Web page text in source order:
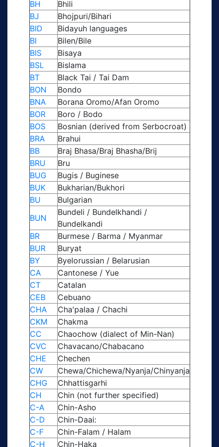
BH
Bhili
BJ
Bhojpuri/Bihari
BID
Bidayuh languages
BI
Bilen/Bile
BIS
Bisaya
BSL
Bislama
BT
Black Tai / Tai Dam
BON
Bondo
BNA
Borana Oromo/Afan Oromo
BOR
Boro / Bodo
BOS
Bosnian (derived from Serbocroat)
BRA
Brahui
BB
Braj Bhasa/Braj Bhasha/Brij
BRU
Bru
BUG
Bugis / Buginese
BUK
Bukharian/Bukhori
BU
Bulgarian
BUN
Bundeli / Bundelkhandi /
Bundelkandi
BR
Burmese / Barma / Myanmar
BUR
Buryat
BY
Byelorussian / Belarusian
CA
Cantonese / Yue
CT
Catalan
CEB
Cebuano
CHA
Cha'palaa / Chachi
CKM
Chakma
CC
Chaochow (dialect of Min-Nan)
CVC
Chavacano/Chabacano
CHE
Chechen
CW
Chewa/Chichewa/Nyanja/Chinyanja
CHG
Chhattisgarhi
CH
Chin (not further specified)
C-A
Chin-Asho
C-D
Chin-Daai:
C-F
Chin-Falam / Halam
C-H
Chin-Haka